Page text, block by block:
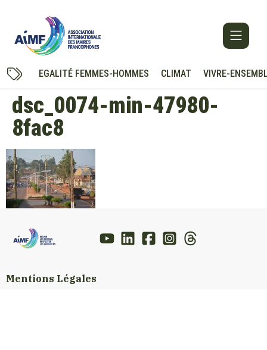
EGALITÉ FEMMES-HOMMES CLIMAT VIVRE-
dsc_0074-min-47980-
8fac8
Mentions Légales